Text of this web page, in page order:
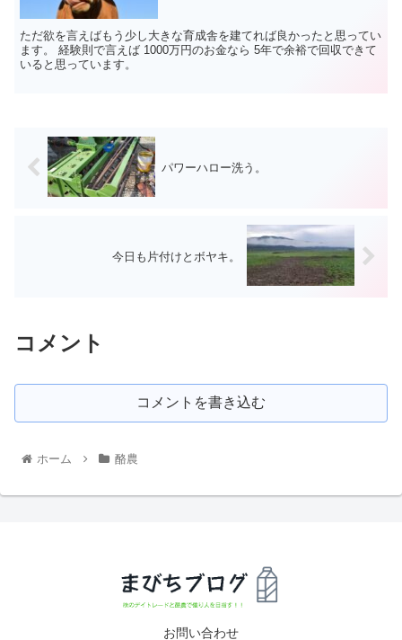
ただ欲を言えばもう少し大きな育成舎を建てれば良かったと思ってい
ます。 経験則で言えば 1000万円のお金なら 5年で余裕で回収できて
いると思っています。
パワーハロー洗う。
今日も片付けとボヤキ。
コメント
コメントを書き込む
ホーム 酪農
お問い合わせ